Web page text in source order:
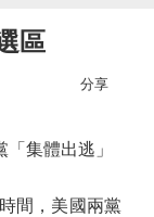
區
分享
集體出逃」
間，美國兩黨